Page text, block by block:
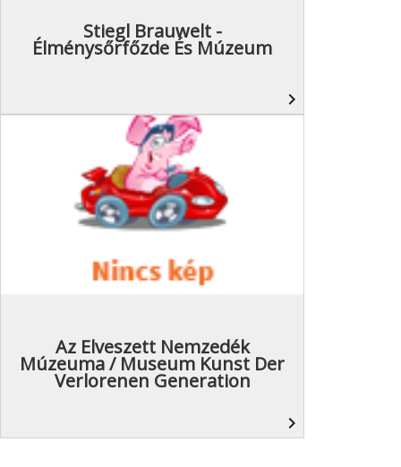
Stiegl Brauwelt -
Élménysőrfőzde És Múzeum
navigate_next
Az Elveszett Nemzedék
Múzeuma / Museum Kunst Der
Verlorenen Generation
navigate_next